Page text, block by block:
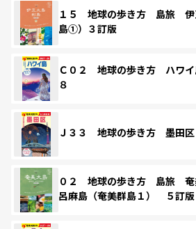
１５ 地球の歩き方 島旅 伊
島①）３訂版
Ｃ０２ 地球の歩き方 ハワ
８
Ｊ３３ 地球の歩き方 墨田区
０２ 地球の歩き方 島旅
呂麻島（奄美群島１） ５訂版